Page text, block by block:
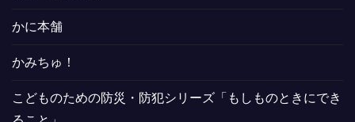
かに本舗
かみちゅ！
こどものための防災・防犯シリーズ「もしものときにでき